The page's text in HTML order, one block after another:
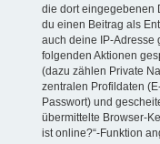
die dort eingegebenen
du einen Beitrag als
auch deine IP-Adresse
folgenden Aktionen
(dazu zählen Private
zentralen Profildaten
Passwort) und
übermittelte Browser-
ist online?“-Funktion